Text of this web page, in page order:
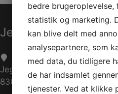
Jet-Trade
Jegstrupvej 280
8361 Hasselager
bedre brugeroplevelse,
statistik og marketing.
kan blive delt med
analysepartnere, som
med data, du tidligere
de har indsamlet
tjenester. Ved at klikke